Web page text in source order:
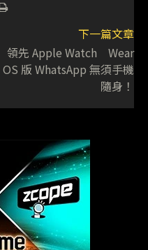
下一篇文章
領先 Apple Watch Wear
OS 版 WhatsApp 無須手機
隨身！